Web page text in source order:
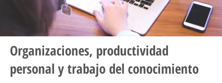
Organizaciones, productividad
personal y trabajo del conocimiento